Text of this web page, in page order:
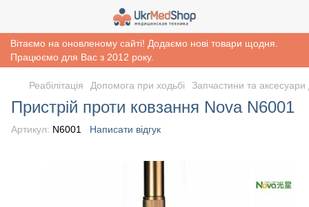
Вітаємо на оновленому сайті! Додаємо нові товари щодня.
Працюємо для Вас з 2012 року.
Реабiлiтацiя Допомога при ходьбі Запчастини та
Пристрій проти ковзання Nova N6001
Артикул: N6001 Написати відгук